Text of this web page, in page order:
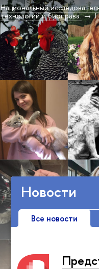
Национальный
технологий и биоправа
Новости
Все новости